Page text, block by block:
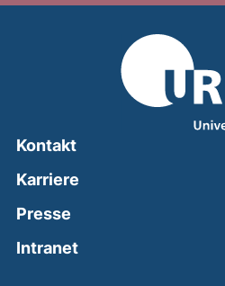
Kontakt
Karriere
Presse
Intranet(external link,